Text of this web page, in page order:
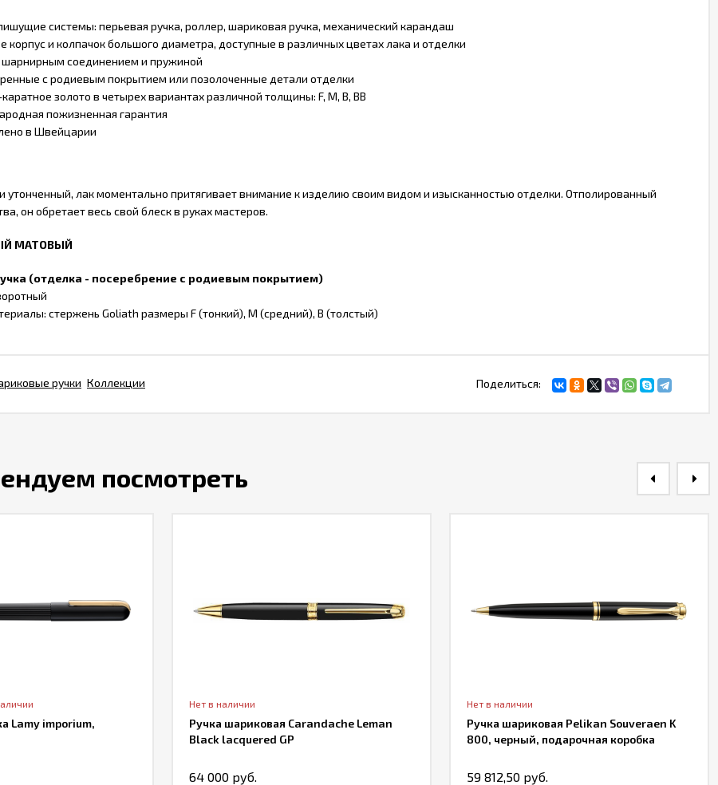
системы: перьевая ручка, роллер, шариковая ручка, механический карандаш
корпус и колпачок большого диаметра, доступные в различных цветах лака и отделки
соединением и пружиной
с родиевым покрытием или позолоченные детали отделки
золото в четырех вариантах различной толщины: F, M, B, BB
пожизненная гарантия
в Швейцарии
утонченный, лак моментально притягивает внимание к изделию своим видом и изысканностью отделки. Отполированный
он обретает весь свой блеск в руках мастеров.
МАТОВЫЙ
(отделка - посеребрение с родиевым покрытием)
стержень Goliath размеры F (тонкий), M (средний), B (толстый)
Поделиться:
ручки Коллекции
посмотреть
Lamy imporium,
Нет в наличии
Ручка шариковая Carandache Leman
Black lacquered GP
64 000 руб.
Нет в наличии
Ручка шариковая Pelikan Souveraen K
800, черный, подарочная коробка
59 812,50 руб.